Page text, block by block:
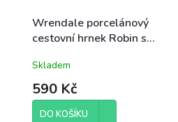
Wrendale porcelánový
cestovní hrnek Robin s
Skladem
590 Kč
DO KOŠÍKU